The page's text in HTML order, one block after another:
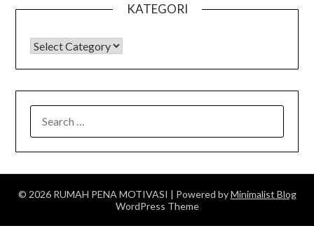
KATEGORI
KATEGORI
FOR:
© 2026 RUMAH PENA MOTIVASI | Powered byMinimalist Blog
WordPress Theme